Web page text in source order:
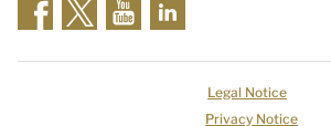
Legal Notice
Privacy Notice